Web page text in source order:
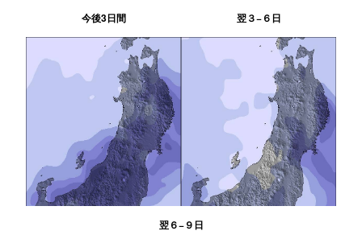
今後3日間 翌３−６日
翌６−９日